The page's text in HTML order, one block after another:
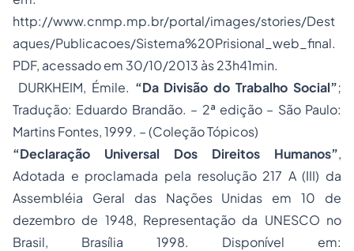
http://www.cnmp.mp.br/portal/images/stories/Dest
aques/Publicacoes/Sistema%20Prisional_web_final.
PDF, acessado em 30/10/2013 às 23h41min.
DURKHEIM, Émile. “Da Divisão do Trabalho Social”;
Tradução: Eduardo Brandão. – 2ª edição – São Paulo:
Martins Fontes, 1999. – (Coleção Tópicos)
“Declaração Universal Dos Direitos Humanos”,
Adotada e proclamada pela resolução 217 A (III) da
Assembléia Geral das Nações Unidas em 10 de
dezembro de 1948, Representação da UNESCO no
Brasil, Brasília 1998. Disponível em: